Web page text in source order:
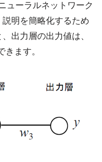
ューラルネットワーク
明を簡略化するため
出力層の出力値は、
きます。